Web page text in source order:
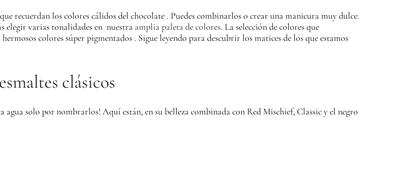
recuerdan los colores cálidos del chocolate . Puedes combinarlos o crear una manicura muy dulce.
elegir varias tonalidades en nuestra amplia paleta de colores. La selección de colores que
colores súper pigmentados . Sigue leyendo para descubrir los matices de los que estamos
clásicos
agua solo por nombrarlos! Aquí están, en su belleza combinada con Red Mischief, Classic y el negro